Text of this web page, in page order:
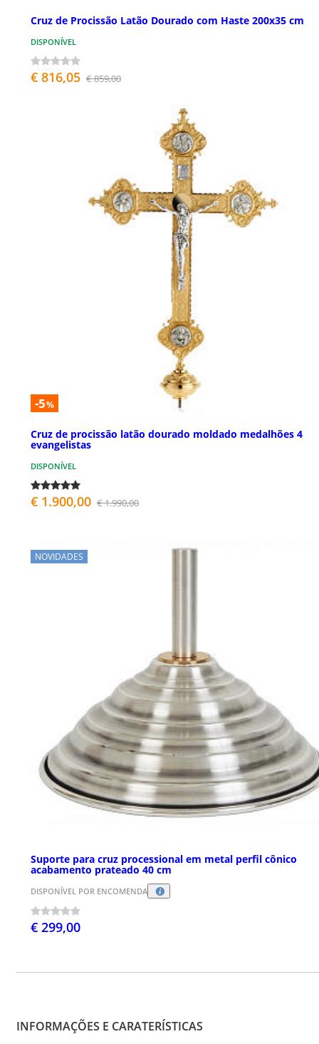
Cruz de Procissão Latão Dourado com Haste 200x35 cm
DISPONÍVEL
€ 816,05 € 859,00
-5%
Cruz de procissão latão dourado moldado medalhões 4
evangelistas
DISPONÍVEL
€ 1.900,00 € 1.990,00
NOVIDADES
Suporte para cruz processional em metal perfil cônico
acabamento prateado 40 cm
DISPONÍVEL POR ENCOMENDA
€ 299,00
INFORMAÇÕES E CARATERÍSTICAS